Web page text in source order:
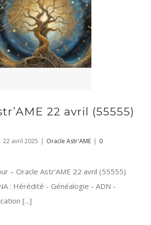
Oracle Astr’AME
22 avril (55555)
DNA
22 avril (55555)
22 avril 2025 | Oracle Astr'AME | 0
– Oracle Astr’AME 22 avril (55555)
: Hérédité - Généalogie - ADN -
[...]